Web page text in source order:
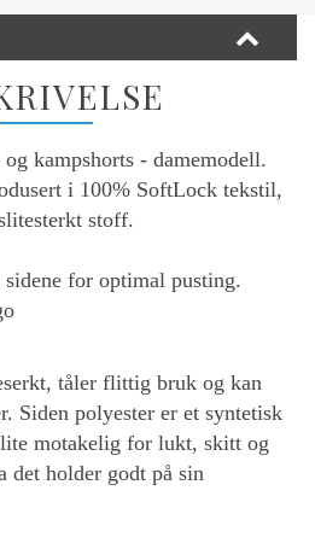
kampshorts - damemodell.
i 100% SoftLock tekstil,
stoff.
sidene for optimal pusting.
tåler flittig bruk og kan
Siden polyester er et syntetisk
motakelig for lukt, skitt og
det holder godt på sin